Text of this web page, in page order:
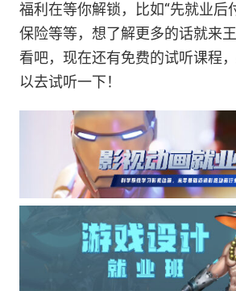
福利在等你解锁，比如“先就业后
保险等等，想了解更多的话就来
看吧，现在还有免费的试听课程
以去试听一下！